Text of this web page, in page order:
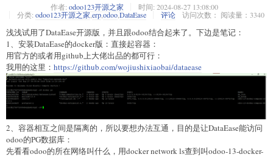
作者: odoo123开源之家 时间: 2024-08-27 13:08:00
分类: odoo123开源之家 erp,odoo,DataEase 评论 访问次数： 阅读量：3340
浅浅试用了DataEase开源版，并且跟odoo结合起来了。下边是笔记：
1、安装DataEase的docker版：直接起容器：
用官方的或者用github上大佬出品的都可行：
我用的这里： https://github.com/wojiushixiaobai/dataease
2、容器相互之间是隔离的，所以要想办法互通，目的是让DataEase能访问
odoo的PG数据库：
先看看odoo的所在网络叫什么，用docker network ls查到叫odoo-13-docker-